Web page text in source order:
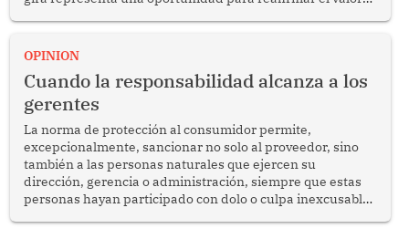
enfrenta desafíos en materia de desarrollo, cohesión
OPINION
Cuando la responsabilidad alcanza a los
gerentes
La norma de protección al consumidor permite,
excepcionalmente, sancionar no solo al proveedor, sino
también a las personas naturales que ejercen su
dirección, gerencia o administración, siempre que estas
personas hayan participado con dolo o culpa inexcusable